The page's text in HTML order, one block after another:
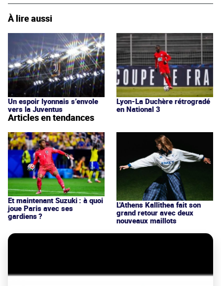
À lire aussi
Un espoir lyonnais s’envole
vers la Juventus
Lyon-La Duchère rétrogradé
en National 3
Articles en tendances
Et maintenant Suzuki : à quoi
joue Paris avec ses
gardiens ?
L'Athens Kallithea fait son
grand retour avec deux
nouveaux maillots